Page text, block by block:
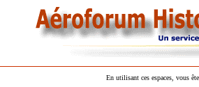
En utilisant ces espaces, vous